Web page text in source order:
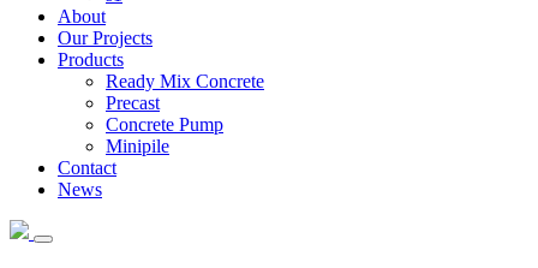
About
Our Projects
Products
Ready Mix Concrete
Precast
Concrete Pump
Minipile
Contact
News